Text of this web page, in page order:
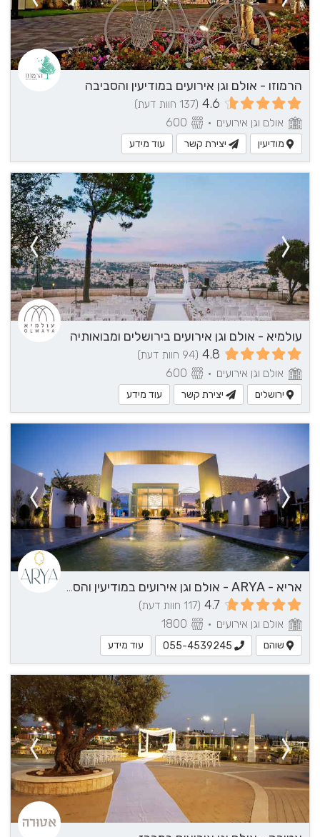
הרמוזו - אולם וגן אירועים במודיעין והסביבה
4.6 (137 חוות דעת)
אולם וגן אירועים •
מודיעין יצירת קשר עוד מידע
עולמיא - אולם וגן אירועים בירושלים ומבואותיה
4.8 (94 חוות דעת)
אולם וגן אירועים •
ירושלים יצירת קשר עוד מידע
אריא - ARYA - אולם וגן אירועים במודיעין והסביבה
4.7 (117 חוות דעת)
אולם וגן אירועים •
שוהם 055-4539245 עוד מידע